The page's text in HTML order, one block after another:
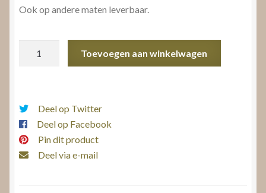
Ook op andere maten leverbaar.
Toevoegen aan winkelwagen
Deel op Twitter
Deel op Facebook
Pin dit product
Deel via e-mail